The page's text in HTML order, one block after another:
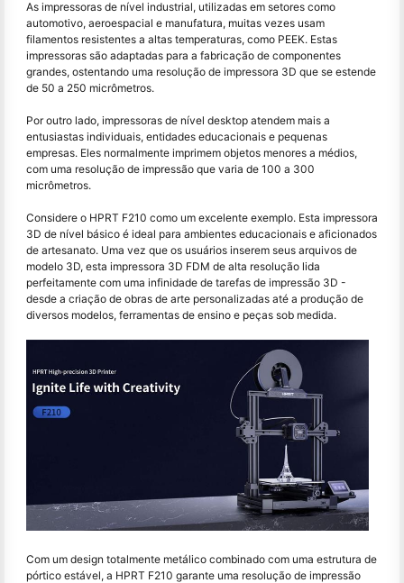
As impressoras de nível industrial, utilizadas em setores como
automotivo, aeroespacial e manufatura, muitas vezes usam
filamentos resistentes a altas temperaturas, como PEEK. Estas
impressoras são adaptadas para a fabricação de componentes
grandes, ostentando uma resolução de impressora 3D que se estende
de 50 a 250 micrômetros.
Por outro lado, impressoras de nível desktop atendem mais a
entusiastas individuais, entidades educacionais e pequenas
empresas. Eles normalmente imprimem objetos menores a médios,
com uma resolução de impressão que varia de 100 a 300
micrômetros.
Considere o HPRT F210 como um excelente exemplo. Esta impressora
3D de nível básico é ideal para ambientes educacionais e aficionados
de artesanato. Uma vez que os usuários inserem seus arquivos de
modelo 3D, esta impressora 3D FDM de alta resolução lida
perfeitamente com uma infinidade de tarefas de impressão 3D -
desde a criação de obras de arte personalizadas até a produção de
diversos modelos, ferramentas de ensino e peças sob medida.
Com um design totalmente metálico combinado com uma estrutura de
pórtico estável, a HPRT F210 garante uma resolução de impressão